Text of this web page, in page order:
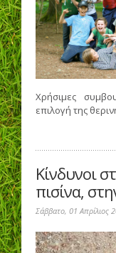
Χρήσιμες
επιλογή της
Κίνδυνοι
πισίνα,
Σάββατο, 01 Απρίλιος